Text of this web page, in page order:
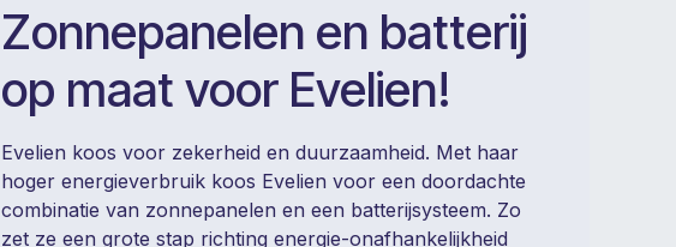
Zonnepanelen en batterij
op maat voor Evelien!
Evelien koos voor zekerheid en duurzaamheid. Met haar
hoger energieverbruik koos Evelien voor een doordachte
combinatie van zonnepanelen en een batterijsysteem. Zo
zet ze een grote stap richting energie-onafhankelijkheid